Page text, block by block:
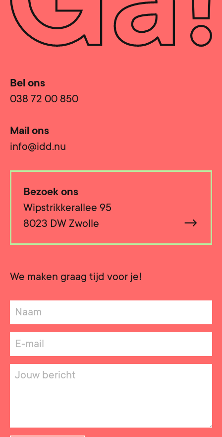
Bel ons
038 72 00 850
Mail ons
info@idd.nu
Bezoek ons
Wipstrikkerallee 95
8023 DW Zwolle
→
We maken graag tijd voor je!